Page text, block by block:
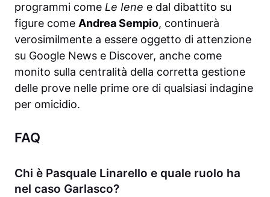
programmi come Le Iene e dal dibattito su
figure come Andrea Sempio, continuerà
verosimilmente a essere oggetto di attenzione
su Google News e Discover, anche come
monito sulla centralità della corretta gestione
delle prove nelle prime ore di qualsiasi indagine
per omicidio.
FAQ
Chi è Pasquale Linarello e quale ruolo ha
nel caso Garlasco?